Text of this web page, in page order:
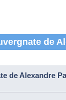
de
de Alexandre